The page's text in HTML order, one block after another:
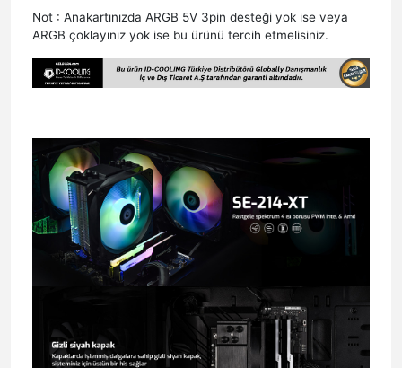
Not : Anakartınızda ARGB 5V 3pin desteği yok ise veya
ARGB çoklayınız yok ise bu ürünü tercih etmelisiniz.